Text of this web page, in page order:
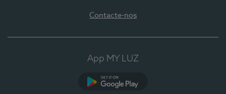
Contacte-nos
App MY LUZ